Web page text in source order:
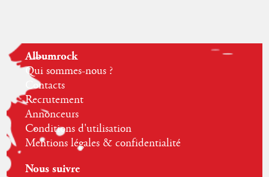
Albumrock
Qui sommes-nous ?
Contacts
Recrutement
Annonceurs
Conditions d'utilisation
Mentions légales & confidentialité
Nous suivre